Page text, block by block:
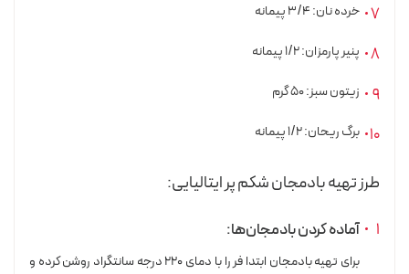
خرده نان: ۳/۴ پیمانه
پنیر پارمزان: ۱/۲ پیمانه
زیتون سبز: ۵۰ گرم
برگ ریحان: ۱/۲ پیمانه
طرز تهیه بادمجان شکم‌ پر ایتالیایی:
آماده کردن بادمجان‌ها:
برای تهیه بادمجان ابتدا فر را با دمای ۲۲۰ درجه سانتگراد روشن کرده و